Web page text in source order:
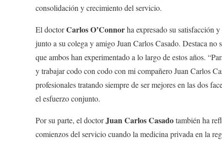
consolidación y crecimiento del servicio.
El doctorCarlos O’Connorha expresado su satisfacción
junto a su colega y amigo Juan Carlos Casado. Destaca
que ambos han experimentado a lo largo de estos años.
y trabajar codo con codo con mi compañero Juan Carlos
profesionales tratando siempre de ser mejores en las dos
el esfuerzo conjunto.
Por su parte, el doctorJuan Carlos Casadotambién ha
comienzos del servicio cuando la medicina privada en la